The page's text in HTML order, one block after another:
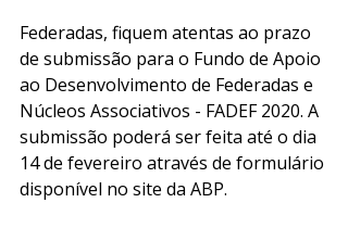
Federadas, fiquem atentas ao prazo
de submissão para o Fundo de Apoio
ao Desenvolvimento de Federadas e
Núcleos Associativos - FADEF 2020. A
submissão poderá ser feita até o dia
14 de fevereiro através de formulário
disponível no site da ABP.